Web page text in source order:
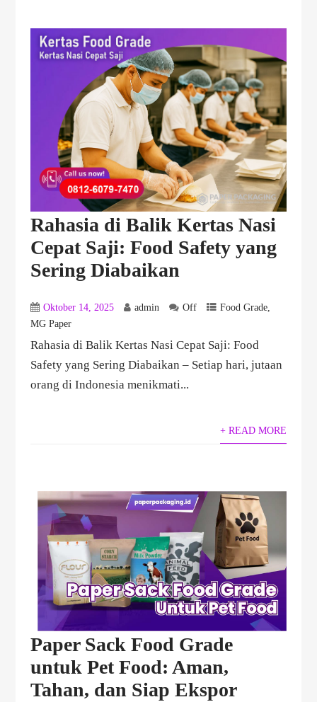
Rahasia di Balik Kertas Nasi
Cepat Saji: Food Safety yang
Sering Diabaikan
Oktober 14, 2025 admin Off Food Grade,
MG Paper
Rahasia di Balik Kertas Nasi Cepat Saji: Food
Safety yang Sering Diabaikan – Setiap hari, jutaan
orang di Indonesia menikmati...
+ READ MORE
Paper Sack Food Grade
untuk Pet Food: Aman,
Tahan, dan Siap Ekspor